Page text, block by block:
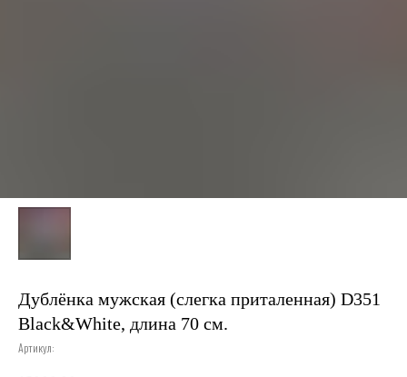
Дублёнка мужская (слегка приталенная) D351
Black&White, длина 70 см.
Артикул: